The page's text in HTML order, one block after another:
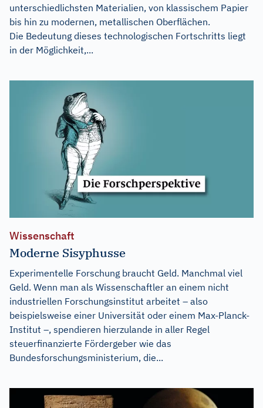
unterschiedlichsten Materialien, von klassischem Papier
bis hin zu modernen, metallischen Oberflächen.
Die Bedeutung dieses technologischen Fortschritts liegt
in der Möglichkeit,...
Wissenschaft
Moderne Sisyphusse
Experimentelle Forschung braucht Geld. Manchmal viel
Geld. Wenn man als Wissenschaftler an einem nicht
industriellen Forschungsinstitut arbeitet – also
beispielsweise einer Universität oder einem Max-Planck-
Institut –, spendieren hierzulande in aller Regel
steuerfinanzierte Fördergeber wie das
Bundesforschungsministerium, die...